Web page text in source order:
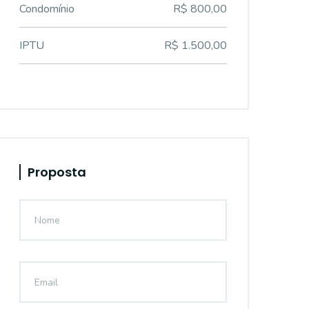
SL673
Condomínio R$ 800,00
IPTU R$ 1.500,00
Proposta